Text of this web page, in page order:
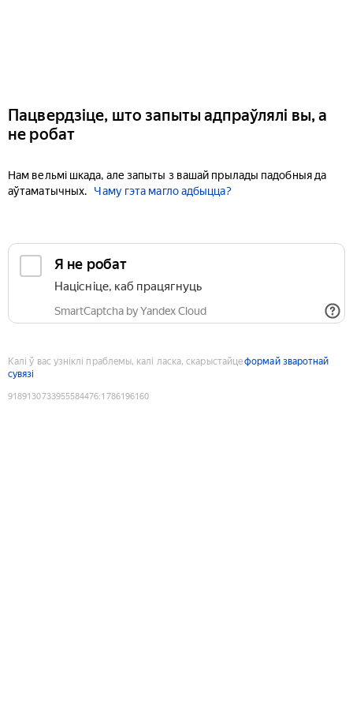
Пацвердзіце, што запыты адпраўлялі вы, а
не робат
Нам вельмі шкада, але запыты з вашай прылады падобныя да
аўтаматычных.
Чаму гэта магло адбыцца?
Я не робат
Націсніце, каб працягнуць
SmartCaptcha by Yandex Cloud
Калі ў вас узніклі праблемы, калі ласка, скарыстайцеформай зваротнай
сувязі
9189130733955584476:1786196160